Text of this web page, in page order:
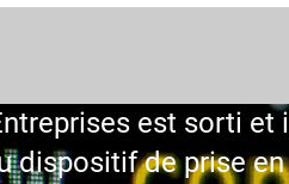
est sorti et il
dispositif de prise en